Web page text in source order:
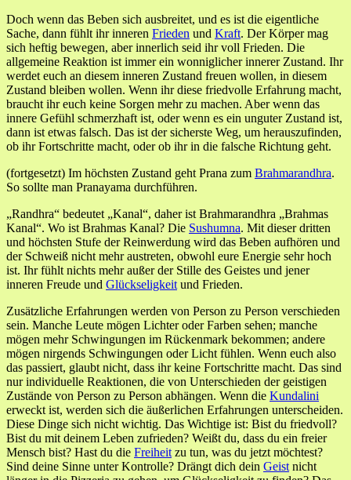
Doch wenn das Beben sich ausbreitet, und es ist die eigentliche
Sache, dann fühlt ihr inneren Frieden und Kraft. Der Körper mag
sich heftig bewegen, aber innerlich seid ihr voll Frieden. Die
allgemeine Reaktion ist immer ein wonniglicher innerer Zustand. Ihr
werdet euch an diesem inneren Zustand freuen wollen, in diesem
Zustand bleiben wollen. Wenn ihr diese friedvolle Erfahrung macht,
braucht ihr euch keine Sorgen mehr zu machen. Aber wenn das
innere Gefühl schmerzhaft ist, oder wenn es ein unguter Zustand ist,
dann ist etwas falsch. Das ist der sicherste Weg, um herauszufinden,
ob ihr Fortschritte macht, oder ob ihr in die falsche Richtung geht.
(fortgesetzt) Im höchsten Zustand geht Prana zum Brahmarandhra.
So sollte man Pranayama durchführen.
„Randhra“ bedeutet „Kanal“, daher ist Brahmarandhra „Brahmas
Kanal“. Wo ist Brahmas Kanal? Die Sushumna. Mit dieser dritten
und höchsten Stufe der Reinwerdung wird das Beben aufhören und
der Schweiß nicht mehr austreten, obwohl eure Energie sehr hoch
ist. Ihr fühlt nichts mehr außer der Stille des Geistes und jener
inneren Freude und Glückseligkeit und Frieden.
Zusätzliche Erfahrungen werden von Person zu Person verschieden
sein. Manche Leute mögen Lichter oder Farben sehen; manche
mögen mehr Schwingungen im Rückenmark bekommen; andere
mögen nirgends Schwingungen oder Licht fühlen. Wenn euch also
das passiert, glaubt nicht, dass ihr keine Fortschritte macht. Das sind
nur individuelle Reaktionen, die von Unterschieden der geistigen
Zustände von Person zu Person abhängen. Wenn die Kundalini
erweckt ist, werden sich die äußerlichen Erfahrungen unterscheiden.
Diese Dinge sich nicht wichtig. Das Wichtige ist: Bist du friedvoll?
Bist du mit deinem Leben zufrieden? Weißt du, dass du ein freier
Mensch bist? Hast du die Freiheit zu tun, was du jetzt möchtest?
Sind deine Sinne unter Kontrolle? Drängt dich dein Geist nicht